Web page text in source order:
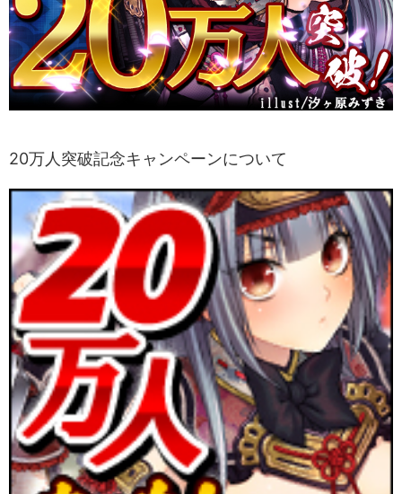
20万人突破記念キャンペーンについて